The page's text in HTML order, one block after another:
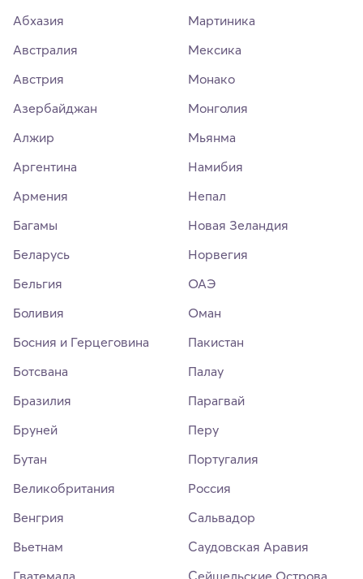
Абхазия
Австралия
Австрия
Азербайджан
Алжир
Аргентина
Армения
Багамы
Беларусь
Бельгия
Боливия
Босния и Герцеговина
Ботсвана
Бразилия
Бруней
Бутан
Великобритания
Венгрия
Вьетнам
Мартиника
Мексика
Монако
Монголия
Мьянма
Намибия
Непал
Новая Зеландия
Норвегия
ОАЭ
Оман
Пакистан
Палау
Парагвай
Перу
Португалия
Россия
Сальвадор
Саудовская Аравия